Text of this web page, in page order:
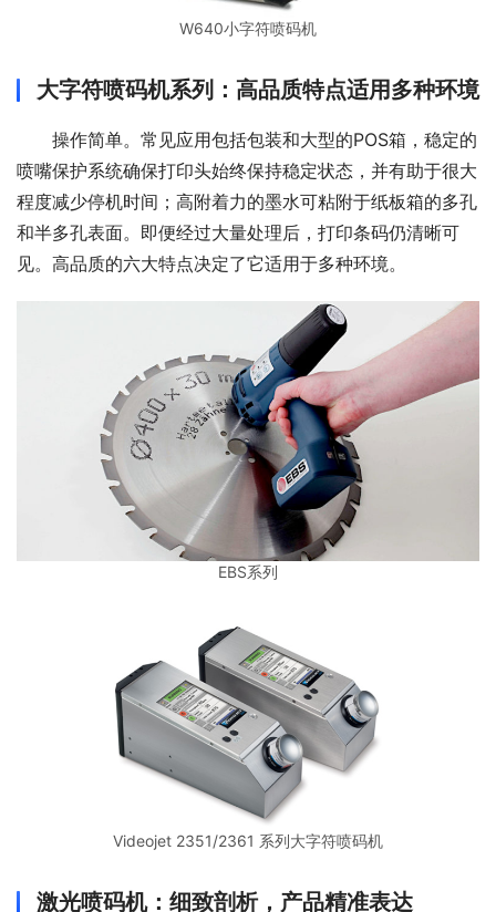
W640小字符喷码机
大字符喷码机系列：高品质特点适用多种环境
操作简单。常见应用包括包装和大型的POS箱，稳定的
喷嘴保护系统确保打印头始终保持稳定状态，并有助于很大
程度减少停机时间；高附着力的墨水可粘附于纸板箱的多孔
和半多孔表面。即便经过大量处理后，打印条码仍清晰可
见。高品质的六大特点决定了它适用于多种环境。
EBS系列
Videojet 2351/2361 系列大字符喷码机
激光喷码机：细致剖析，产品精准表达